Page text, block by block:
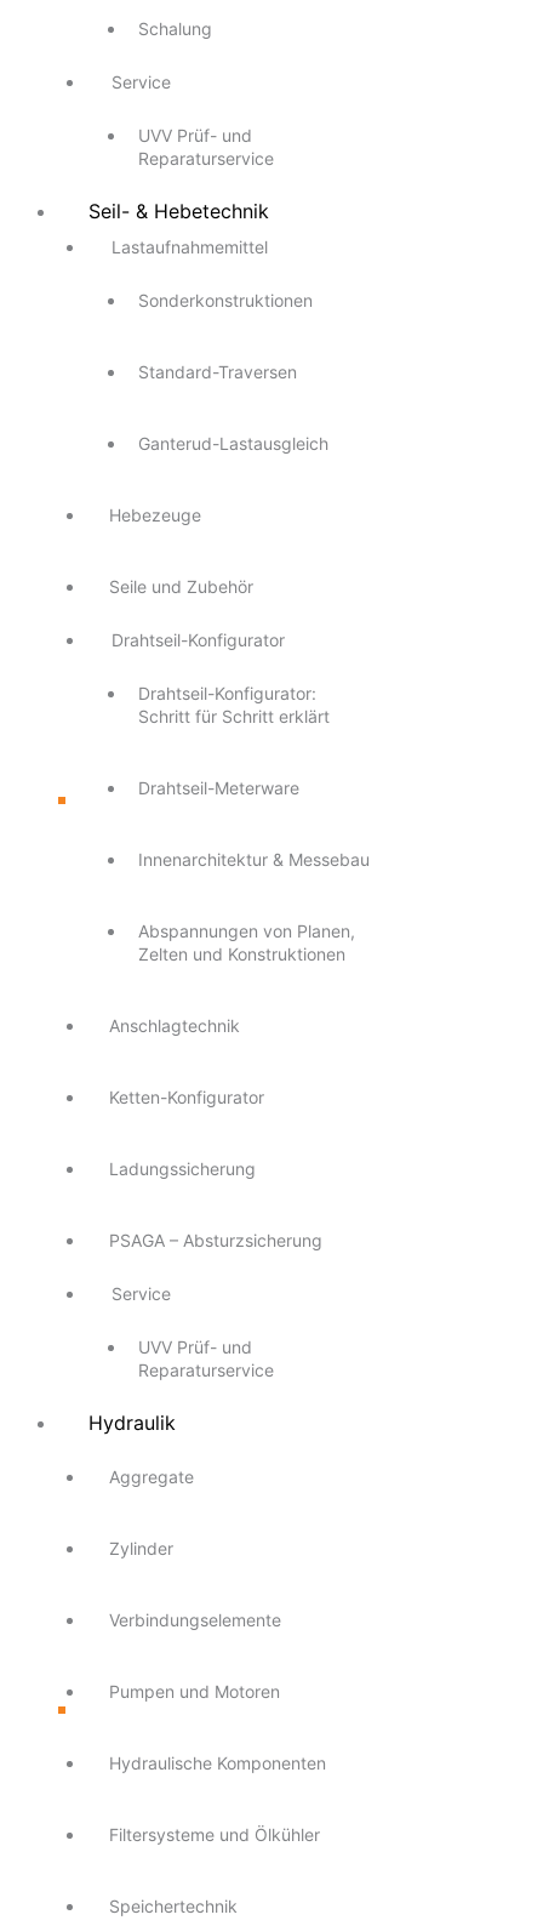
Schalung
Service
UVV Prüf- und
Reparaturservice
Seil- & Hebetechnik
Lastaufnahmemittel
Sonderkonstruktionen
Standard-Traversen
Ganterud-Lastausgleich
Hebezeuge
Seile und Zubehör
Drahtseil-Konfigurator
Drahtseil-Konfigurator:
Schritt für Schritt erklärt
Drahtseil-Meterware
Innenarchitektur & Messebau
Abspannungen von Planen,
Zelten und Konstruktionen
Anschlagtechnik
Ketten-Konfigurator
Ladungssicherung
PSAGA – Absturzsicherung
Service
UVV Prüf- und
Reparaturservice
Hydraulik
Aggregate
Zylinder
Verbindungselemente
Pumpen und Motoren
Hydraulische Komponenten
Filtersysteme und Ölkühler
Speichertechnik